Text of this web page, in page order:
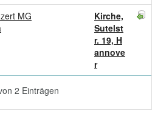
MG
Kirche,
Sutelst
r. 19, H
annove
r
2 Einträgen